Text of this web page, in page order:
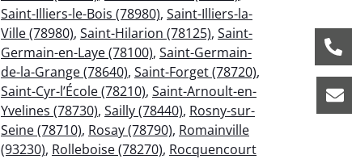
Saint-Illiers-le-Bois (78980), Saint-Illiers-la-
Ville (78980), Saint-Hilarion (78125), Saint-
Germain-en-Laye (78100), Saint-Germain-
de-la-Grange (78640), Saint-Forget (78720),
Saint-Cyr-l’École (78210), Saint-Arnoult-en-
Yvelines (78730), Sailly (78440), Rosny-sur-
Seine (78710), Rosay (78790), Romainville
(93230), Rolleboise (78270), Rocquencourt